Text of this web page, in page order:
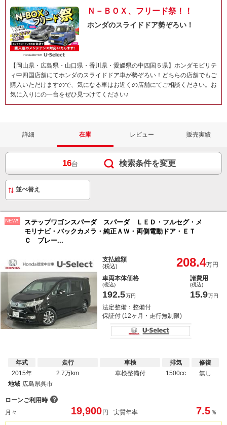
Ｎ－ＢＯＸ、フリード祭！！
ホンダのスライドドア勢ぞろい！
【岡山県・広島県・山口県・香川県・愛媛県の中四国５県】ホンダモビリテ
ィ中四国店舗にてホンダのスライドドア車が勢ぞろい！どちらの店舗でもご
購入いただけますので、気になる車はお近くの店舗にてご相談ください。お
気に入りにの一台をぜひ見つけてください♪
詳細 在庫 レビュー 販売実績
16台 検索条件を変更
NEW!!
ステップワゴンスパーダ スパーダ ＬＥＤ・フルセグ・メ
モリナビ・バックカメラ・純正ＡＷ・両側電動ドア・ＥＴ
Ｃ ブレー...
支払総額
(税込) 208.4万円
車両本体価格
(税込)
192.5万円
諸費用
(税込)
15.9万円
法定整備：整備付
保証付 (12ヶ月・走行無制限)
年式
2015年
走行
2.7万km
車検
車検整備付
排気
1500cc
修復
無し
地域 広島県呉市
ローンご利用時 ？
月々
19,900 円 実質年率 7.5 ％